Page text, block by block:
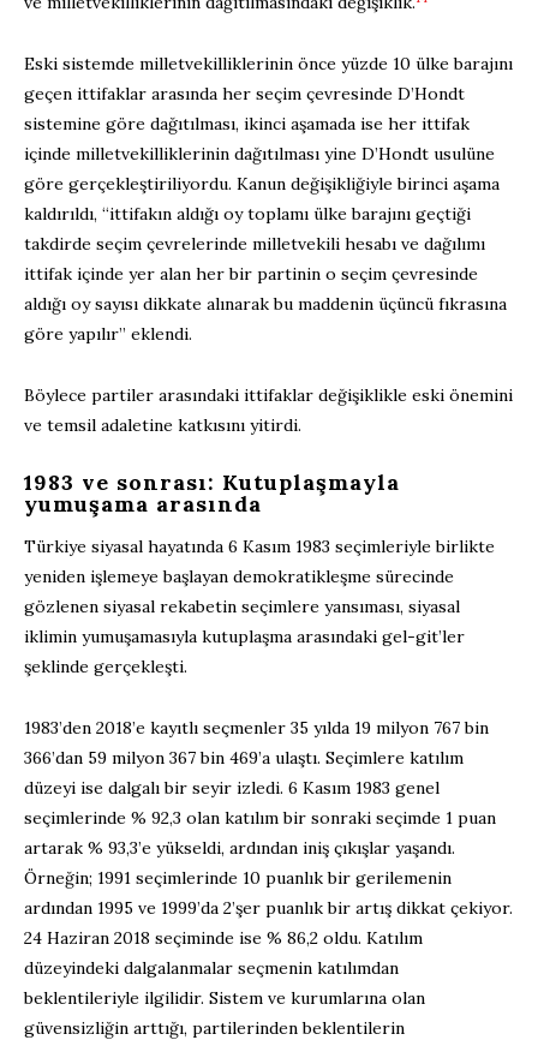
Eski sistemde milletvekilliklerinin önce yüzde 10 ülke barajını
geçen ittifaklar arasında her seçim çevresinde D’Hondt
sistemine göre dağıtılması, ikinci aşamada ise her ittifak
içinde milletvekilliklerinin dağıtılması yine D’Hondt usulüne
göre gerçekleştiriliyordu. Kanun değişikliğiyle birinci aşama
kaldırıldı, “ittifakın aldığı oy toplamı ülke barajını geçtiği
takdirde seçim çevrelerinde milletvekili hesabı ve dağılımı
ittifak içinde yer alan her bir partinin o seçim çevresinde
aldığı oy sayısı dikkate alınarak bu maddenin üçüncü fıkrasına
göre yapılır” eklendi.
Böylece partiler arasındaki ittifaklar değişiklikle eski önemini
ve temsil adaletine katkısını yitirdi.
1983 ve sonrası: Kutuplaşmayla
yumuşama arasında
Türkiye siyasal hayatında 6 Kasım 1983 seçimleriyle birlikte
yeniden işlemeye başlayan demokratikleşme sürecinde
gözlenen siyasal rekabetin seçimlere yansıması, siyasal
iklimin yumuşamasıyla kutuplaşma arasındaki gel-git’ler
şeklinde gerçekleşti.
1983’den 2018’e kayıtlı seçmenler 35 yılda 19 milyon 767 bin
366’dan 59 milyon 367 bin 469’a ulaştı. Seçimlere katılım
düzeyi ise dalgalı bir seyir izledi. 6 Kasım 1983 genel
seçimlerinde % 92,3 olan katılım bir sonraki seçimde 1 puan
artarak % 93,3’e yükseldi, ardından iniş çıkışlar yaşandı.
Örneğin; 1991 seçimlerinde 10 puanlık bir gerilemenin
ardından 1995 ve 1999’da 2’şer puanlık bir artış dikkat çekiyor.
24 Haziran 2018 seçiminde ise % 86,2 oldu. Katılım
düzeyindeki dalgalanmalar seçmenin katılımdan
beklentileriyle ilgilidir. Sistem ve kurumlarına olan
güvensizliğin arttığı, partilerinden beklentilerin